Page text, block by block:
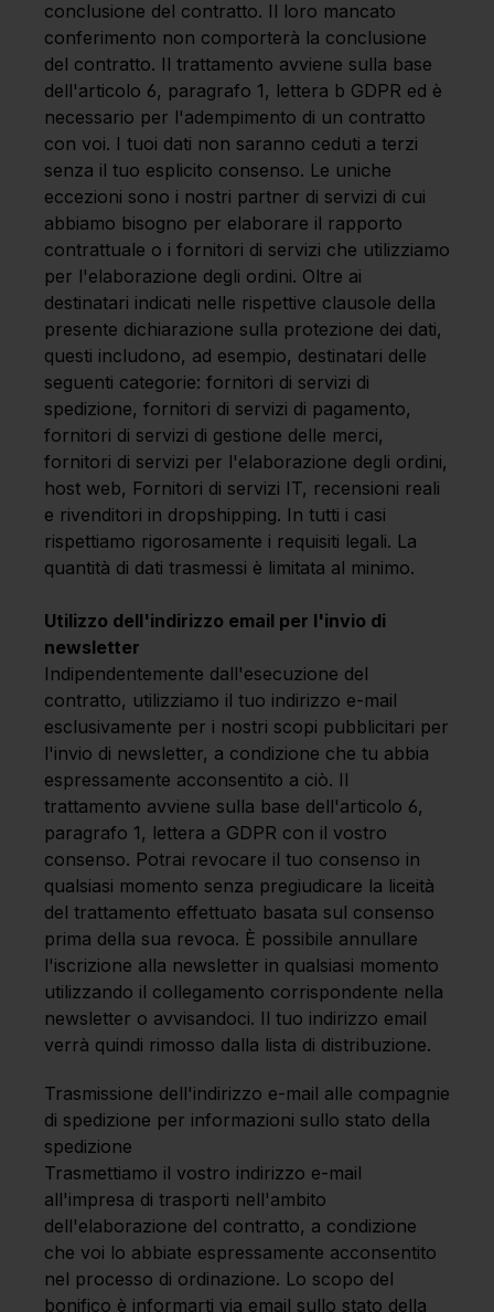
conclusione del contratto. Il loro mancato
conferimento non comporterà la conclusione
del contratto. Il trattamento avviene sulla base
dell'articolo 6, paragrafo 1, lettera b GDPR ed è
necessario per l'adempimento di un contratto
con voi. I tuoi dati non saranno ceduti a terzi
senza il tuo esplicito consenso. Le uniche
eccezioni sono i nostri partner di servizi di cui
abbiamo bisogno per elaborare il rapporto
contrattuale o i fornitori di servizi che utilizziamo
per l'elaborazione degli ordini. Oltre ai
destinatari indicati nelle rispettive clausole della
presente dichiarazione sulla protezione dei dati,
questi includono, ad esempio, destinatari delle
seguenti categorie: fornitori di servizi di
spedizione, fornitori di servizi di pagamento,
fornitori di servizi di gestione delle merci,
fornitori di servizi per l'elaborazione degli ordini,
host web, Fornitori di servizi IT, recensioni reali
e rivenditori in dropshipping. In tutti i casi
rispettiamo rigorosamente i requisiti legali. La
quantità di dati trasmessi è limitata al minimo.
Utilizzo dell'indirizzo email per l'invio di
newsletter
Indipendentemente dall'esecuzione del
contratto, utilizziamo il tuo indirizzo e-mail
esclusivamente per i nostri scopi pubblicitari per
l'invio di newsletter, a condizione che tu abbia
espressamente acconsentito a ciò. Il
trattamento avviene sulla base dell'articolo 6,
paragrafo 1, lettera a GDPR con il vostro
consenso. Potrai revocare il tuo consenso in
qualsiasi momento senza pregiudicare la liceità
del trattamento effettuato basata sul consenso
prima della sua revoca. È possibile annullare
l'iscrizione alla newsletter in qualsiasi momento
utilizzando il collegamento corrispondente nella
newsletter o avvisandoci. Il tuo indirizzo email
verrà quindi rimosso dalla lista di distribuzione.
Trasmissione dell'indirizzo e-mail alle compagnie
di spedizione per informazioni sullo stato della
spedizione
Trasmettiamo il vostro indirizzo e-mail
all'impresa di trasporti nell'ambito
dell'elaborazione del contratto, a condizione
che voi lo abbiate espressamente acconsentito
nel processo di ordinazione. Lo scopo del
bonifico è informarti via email sullo stato della